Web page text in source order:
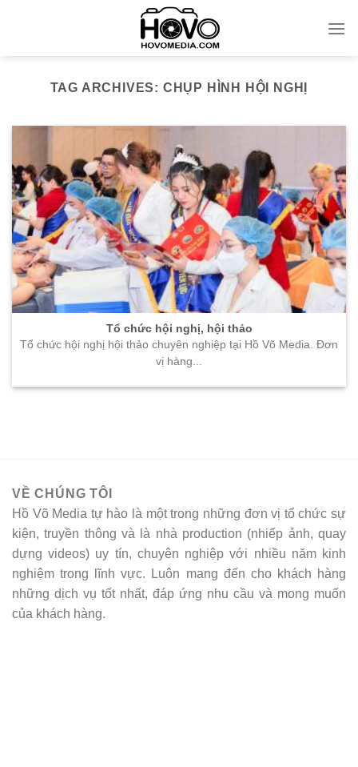
TAG ARCHIVES: CHỤP HÌNH HỘI NGHỊ
Tổ chức hội nghị, hội thảo
Tổ chức hội nghị hội thảo chuyên nghiệp tại Hồ Võ Media. Đơn
vị hàng...
VỀ CHÚNG TÔI
Hồ Võ Media tự hào là một trong những đơn vị tổ chức sự
kiện, truyền thông và là nhà production (nhiếp ảnh, quay
dựng videos) uy tín, chuyên nghiệp với nhiều năm kinh
nghiệm trong lĩnh vực. Luôn mang đến cho khách hàng
những dịch vụ tốt nhất, đáp ứng nhu cầu và mong muốn
của khách hàng.